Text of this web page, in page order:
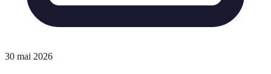
30 mai 2026